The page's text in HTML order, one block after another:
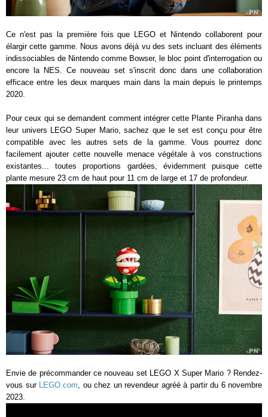
Ce n'est pas la première fois que LEGO et Nintendo collaborent pour
élargir cette gamme. Nous avons déjà vu des sets incluant des éléments
indissociables de Nintendo comme Bowser, le bloc point d'interrogation ou
encore la NES. Ce nouveau set s'inscrit donc dans une collaboration
efficace entre les deux marques main dans la main depuis le printemps
2020.
Pour ceux qui se demandent comment intégrer cette Plante Piranha dans
leur univers LEGO Super Mario, sachez que le set est conçu pour être
compatible avec les autres sets de la gamme. Vous pourrez donc
facilement ajouter cette nouvelle menace végétale à vos constructions
existantes... toutes proportions gardées, évidemment puisque cette
plante mesure 23 cm de haut pour 11 cm de large et 17 de profondeur.
Envie de précommander ce nouveau set LEGO X Super Mario ? Rendez-
vous sur
LEGO.com , ou chez un revendeur agréé à partir du 6 novembre
2023.